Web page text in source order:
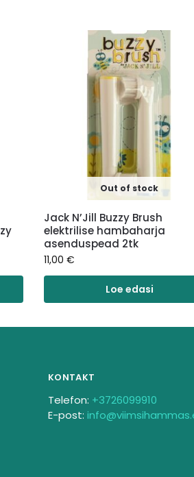
Out of stock
Jack N’Jill Buzzy Brush
elektrilise hambaharja
asenduspead 2tk
11,00€
Loe edasi
KONTAKT
Telefon: +3726099910
E-post: